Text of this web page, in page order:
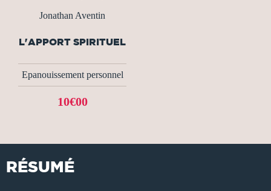
Jonathan Aventin
L'APPORT SPIRITUEL
Epanouissement personnel
10€00
RÉSUMÉ